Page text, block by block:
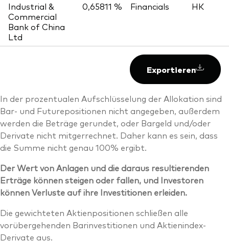
Industrial &
Commercial
Bank of China
Ltd
0,65811 % Financials HK
Exportieren
In der prozentualen Aufschlüsselung der Allokation sind
Bar- und Futurepositionen nicht angegeben, außerdem
werden die Beträge gerundet, oder Bargeld und/oder
Derivate nicht mitgerrechnet. Daher kann es sein, dass
die Summe nicht genau 100% ergibt.
Der Wert von Anlagen und die daraus resultierenden
Erträge können steigen oder fallen, und Investoren
können Verluste auf ihre Investitionen erleiden.
Die gewichteten Aktienpositionen schließen alle
vorübergehenden Barinvestitionen und Aktienindex-
Derivate aus.